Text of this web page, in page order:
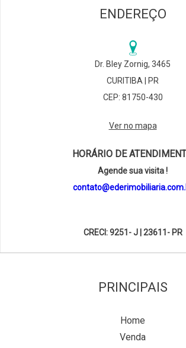
ENDEREÇO
Dr. Bley Zornig, 3465
CURITIBA | PR
CEP: 81750-430
Ver no mapa
HORÁRIO DE
Agende sua visita !
CRECI: 9251- J | 23611- PR
PRINCIPAIS
Home
Venda